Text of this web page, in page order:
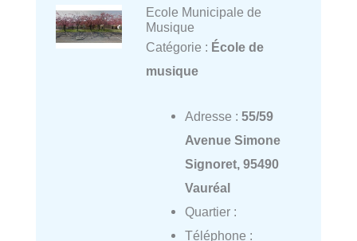
Ecole Municipale de
Musique
Catégorie : École de
musique
Adresse : 55/59
Avenue Simone
Signoret, 95490
Vauréal
Quartier :
Téléphone :